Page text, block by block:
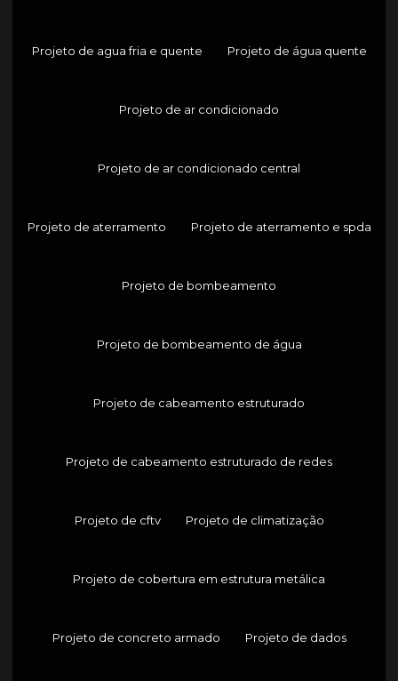
Projeto de agua fria e quente Projeto de água quente
Projeto de ar condicionado
Projeto de ar condicionado central
Projeto de aterramento Projeto de aterramento e spda
Projeto de bombeamento
Projeto de bombeamento de água
Projeto de cabeamento estruturado
Projeto de cabeamento estruturado de redes
Projeto de cftv Projeto de climatização
Projeto de cobertura em estrutura metálica
Projeto de concreto armado Projeto de dados